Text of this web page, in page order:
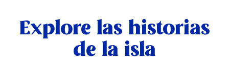
Explore las historias
de la isla